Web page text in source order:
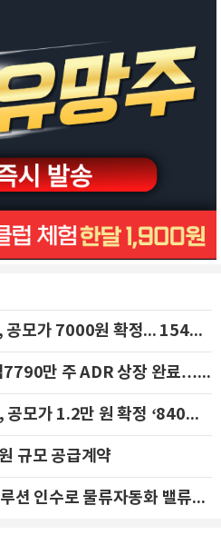
희망밴드 최상단 딜리셔스, 공모가 7000원 확정... 154억 규모 IPO 돌입
SK하이닉스, 나스닥에 1억7790만 주 ADR 상장 완료…29일 국내 추가 상장
자율주행 AI 스트라드비젼, 공모가 1.2만 원 확정 ‘840억 수혈’
규모 공급계약
클로봇, 두산로지스틱스솔루션 인수로 물류자동화 밸류체인 확장 추진 - IBK투자증권